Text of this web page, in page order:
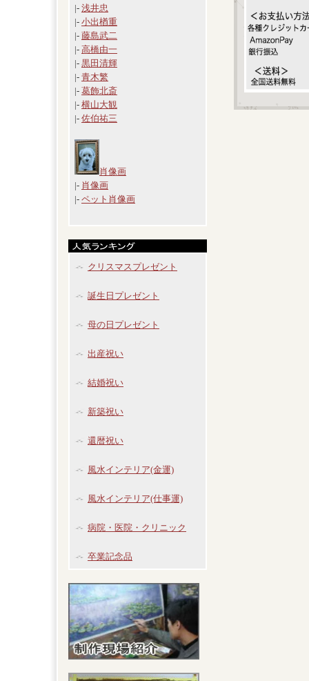
|- 浅井忠
|- 小出楢重
|- 藤島武二
|- 高橋由一
|- 黒田清輝
|- 青木繁
|- 葛飾北斎
|- 横山大観
|- 佐伯祐三
肖像画
|- 肖像画
|- ペット肖像画
クリスマスプレゼント
誕生日プレゼント
母の日プレゼント
出産祝い
結婚祝い
新築祝い
還暦祝い
風水インテリア(金運)
風水インテリア(仕事運)
病院・医院・クリニック
卒業記念品